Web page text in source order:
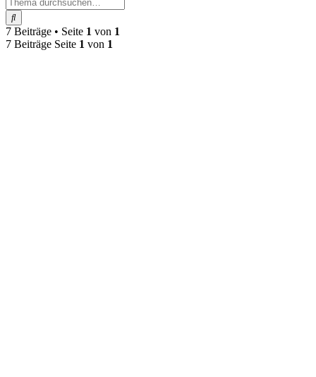
Suche
7 Beiträge • Seite 1 von 1
7 Beiträge Seite 1 von 1